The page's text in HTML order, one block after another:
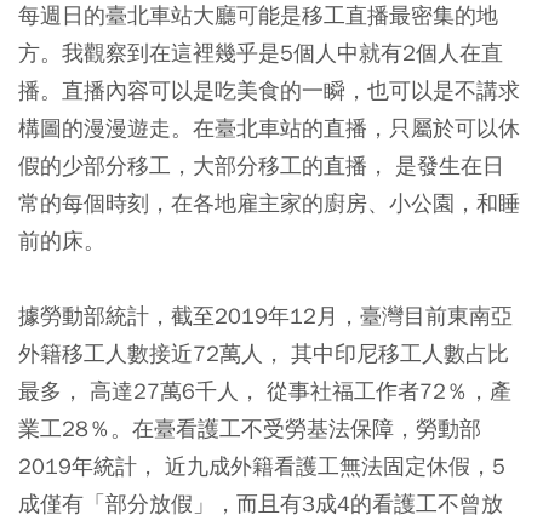
每週日的臺北車站大廳可能是移工直播最密集的地
方。我觀察到在這裡幾乎是5個人中就有2個人在直
播。直播內容可以是吃美食的一瞬，也可以是不講求
構圖的漫漫遊走。在臺北車站的直播，只屬於可以休
假的少部分移工，大部分移工的直播， 是發生在日
常的每個時刻，在各地雇主家的廚房、小公園，和睡
前的床。
據勞動部統計，截至2019年12月，臺灣目前東南亞
外籍移工人數接近72萬人， 其中印尼移工人數占比
最多， 高達27萬6千人， 從事社福工作者72％，產
業工28％。在臺看護工不受勞基法保障，勞動部
2019年統計， 近九成外籍看護工無法固定休假，5
成僅有「部分放假」，而且有3成4的看護工不曾放